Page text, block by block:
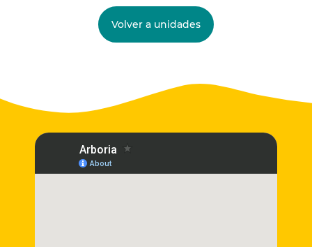
Volver a unidades